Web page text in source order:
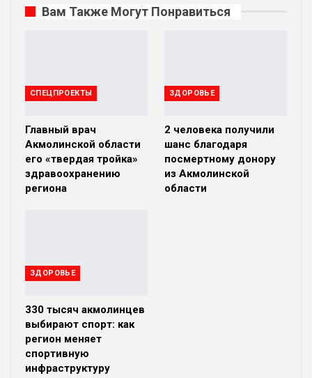
Вам Также Могут Понравиться
СПЕЦПРОЕКТЫ
Главный врач
Акмолинской области
его «твердая тройка»
здравоохранению
региона
ЗДОРОВЬЕ
2 человека получили
шанс благодаря
посмертному донору
из Акмолинской
области
ЗДОРОВЬЕ
330 тысяч акмолинцев
выбирают спорт: как
регион меняет
спортивную
инфраструктуру